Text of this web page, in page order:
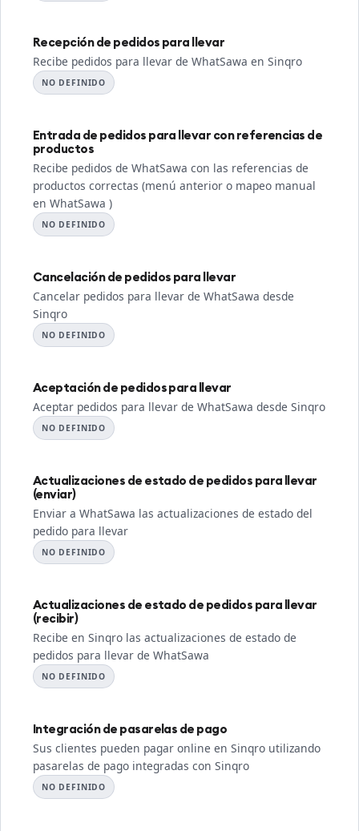
Recepción de pedidos para llevar
Recibe pedidos para llevar de WhatSawa en Sinqro
NO DEFINIDO
Entrada de pedidos para llevar con referencias de
productos
Recibe pedidos de WhatSawa con las referencias de
productos correctas (menú anterior o mapeo manual
en WhatSawa )
NO DEFINIDO
Cancelación de pedidos para llevar
Cancelar pedidos para llevar de WhatSawa desde
Sinqro
NO DEFINIDO
Aceptación de pedidos para llevar
Aceptar pedidos para llevar de WhatSawa desde Sinqro
NO DEFINIDO
Actualizaciones de estado de pedidos para llevar
(enviar)
Enviar a WhatSawa las actualizaciones de estado del
pedido para llevar
NO DEFINIDO
Actualizaciones de estado de pedidos para llevar
(recibir)
Recibe en Sinqro las actualizaciones de estado de
pedidos para llevar de WhatSawa
NO DEFINIDO
Integración de pasarelas de pago
Sus clientes pueden pagar online en Sinqro utilizando
pasarelas de pago integradas con Sinqro
NO DEFINIDO